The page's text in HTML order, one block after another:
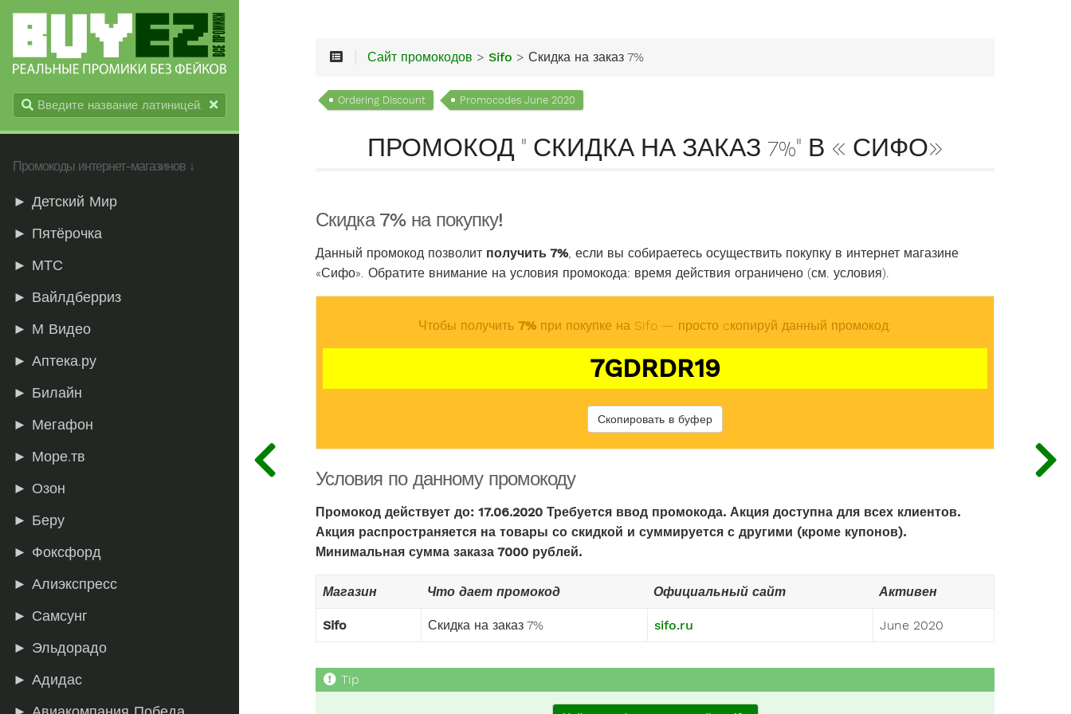
Промокоды интернет-магазинов ↓
► Детский Мир
► Пятёрочка
► МТС
► Вайлдберриз
► М Видео
► Аптека.ру
► Билайн
► Мегафон
► Море.тв
► Озон
► Беру
► Фоксфорд
► Алиэкспресс
► Самсунг
► Эльдорадо
► Адидас
Сайт промокодов > Sifo > Скидка на заказ 7%
Ordering Discount Promocodes June 2020
ПРОМОКОД " СКИДКА НА ЗАКАЗ 7%" В « СИФО»
Скидка 7% на покупку!
Данный промокод позволит получить 7% , если вы собираетесь осуществить покупку в интернет магазине
«Сифо». Обратите внимание на условия промокода: время действия ограничено (см. условия).
Чтобы получить 7% при покупке на Sifo — просто cкопируй данный промокод:
7GDRDR19
Скопировать в буфер
Условия по данному промокоду
Промокод действует до: 17.06.2020 Требуется ввод промокода. Акция доступна для всех клиентов.
Акция распространяется на товары со скидкой и суммируется с другими (кроме купонов).
Минимальная сумма заказа 7000 рублей.
Магазин Что дает промокод Официальный сайт Активен
Sifo Скидка на заказ 7% sifo.ru June 2020